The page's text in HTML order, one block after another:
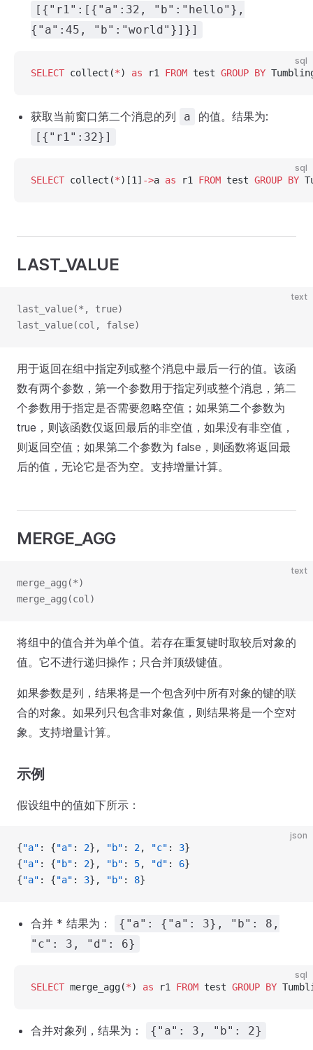
[{"r1":[{"a":32, "b":"hello"},
{"a":45, "b":"world"}]}]
sql
SELECT collect(*) as r1 FROM test GROUP BY
获取当前窗口第二个消息的列 a 的值。结果为:
[{"r1":32}]
sql
SELECT collect(*)[1] ->a as r1 FROM test GROUP BY
LAST_VALUE
text
last_value(*, true)
last_value(col, false)
用于返回在组中指定列或整个消息中最后一行的值。该函
数有两个参数，第一个参数用于指定列或整个消息，第二
个参数用于指定是否需要忽略空值；如果第二个参数为
true，则该函数仅返回最后的非空值，如果没有非空值，
则返回空值；如果第二个参数为 false，则函数将返回最
后的值，无论它是否为空。支持增量计算。
MERGE_AGG
text
merge_agg(*)
merge_agg(col)
将组中的值合并为单个值。若存在重复键时取较后对象的
值。它不进行递归操作；只合并顶级键值。
如果参数是列，结果将是一个包含列中所有对象的键的联
合的对象。如果列只包含非对象值，则结果将是一个空对
象。支持增量计算。
示例
假设组中的值如下所示：
json
{"a" : {"a" : 2}, "b" : 2, "c" : 3}
{"a" : {"b" : 2}, "b" : 5, "d" : 6}
{"a" : {"a" : 3}, "b" : 8}
合并 * 结果为：
{"a": {"a": 3}, "b": 8,
"c": 3, "d": 6}
sql
SELECT merge_agg(*) as r1 FROM test GROUP BY
合并对象列，结果为： {"a": 3, "b": 2}